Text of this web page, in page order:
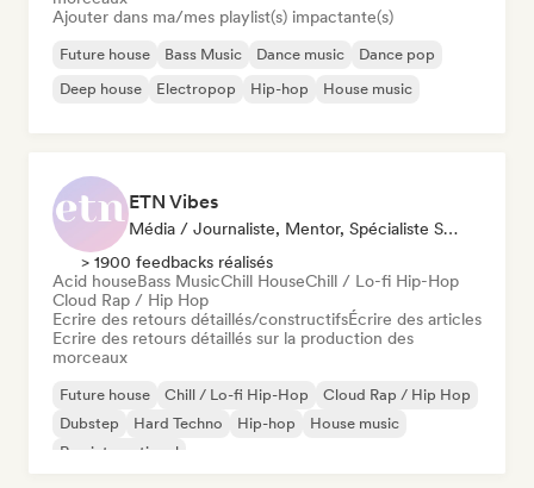
Ajouter dans ma/mes playlist(s) impactante(s)
Future house Bass Music Dance music
Dance pop
Deep house
Electropop Hip-hop House music
ETN Vibes
Média / Journaliste, Mentor, Spécialiste Son
> 1900 feedbacks réalisés
Acid houseBass MusicChill HouseChill / Lo-fi Hip-Hop
Cloud Rap / Hip Hop
Ecrire des retours détaillés/constructifsÉcrire des articles
Ecrire des retours détaillés sur la production des
morceaux
Future house Chill / Lo-fi Hip-Hop
Cloud Rap / Hip Hop
Dubstep
Hard Techno Hip-hop
House music
Rap international